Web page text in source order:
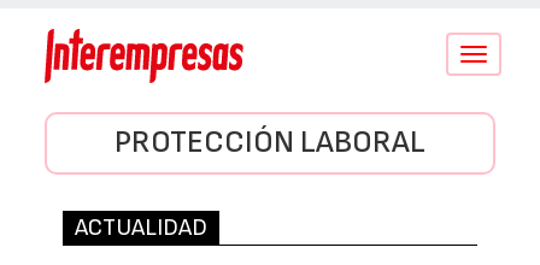
Conmutar
PROTECCIÓN LABORAL
ACTUALIDAD